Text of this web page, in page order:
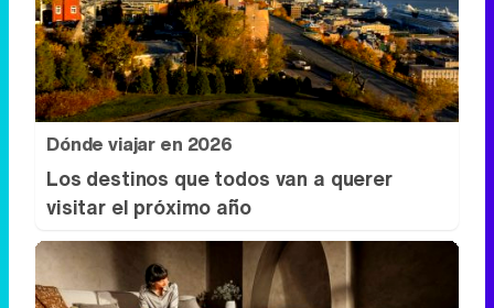
Los destinos que todos van a querer
visitar el próximo año